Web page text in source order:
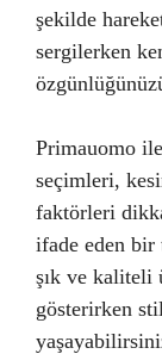
şekilde
sergilerken
Primauomo
seçimleri,
faktörleri
ifade eden bir
şık ve
gösterirken